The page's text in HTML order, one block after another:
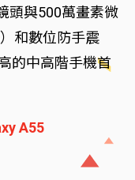
頭與500萬畫素微
和數位防手震
的中高階手機首
A55